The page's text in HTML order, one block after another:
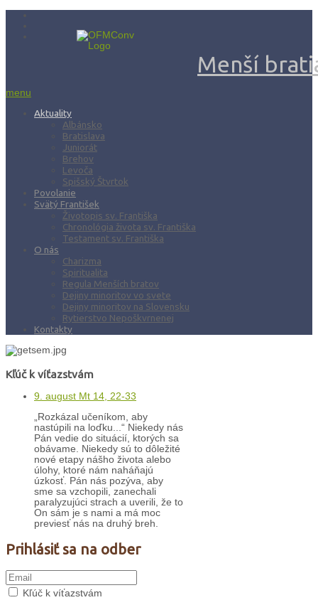
Menší
menu
Aktuality
Albánsko
Bratislava
Juniorát
Brehov
Levoča
Spišský Štvrtok
Povolanie
Svätý František
Životopis sv. Františka
Chronológia života sv. Františka
Testament sv. Františka
O nás
Charizma
Spiritualita
Regula Menších bratov
Dejiny minoritov vo svete
Dejiny minoritov na Slovensku
Rytierstvo Nepoškvrnenej
Kontakty
Kľúč k víťazstvám
9. august Mt 14, 22-33
„Rozkázal učeníkom, aby
nastúpili na loďku...“ Niekedy nás
Pán vedie do situácií, ktorých sa
obávame. Niekedy sú to dôležité
nové etapy nášho života alebo
úlohy, ktoré nám naháňajú
úzkosť. Pán nás pozýva, aby
sme sa vzchopili, zanechali
paralyzujúci strach a uverili, že to
On sám je s nami a má moc
previesť nás na druhý breh.
Prihlásiť sa na odber
Kľúč k víťazstvám